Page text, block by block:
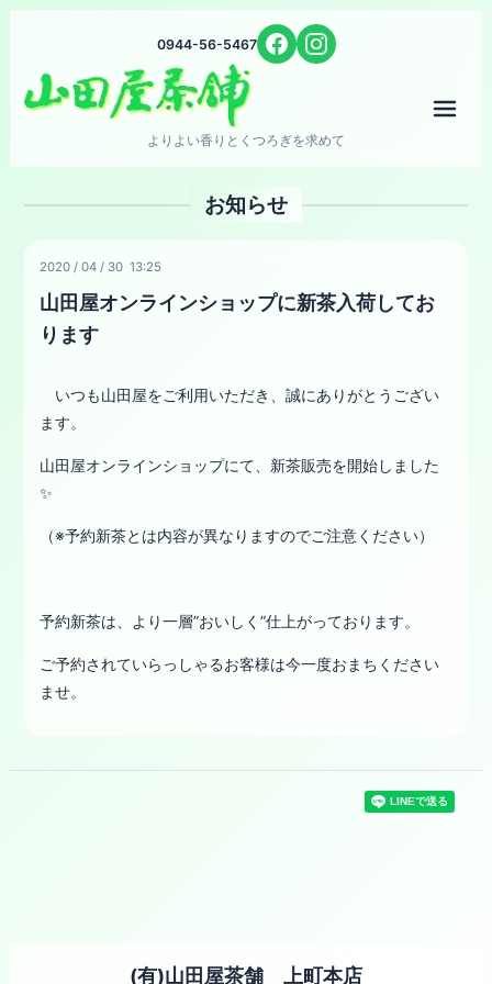
0944-56-5467
よりよい香りとくつろぎを求めて
お知らせ
2020 /04 / 30 13:25
山田屋オンラインショップに新茶入荷してお
ります
いつも山田屋をご利用いただき、誠にありがとうござい
ます。
山田屋オンラインショップにて、新茶販売を開始しました
✨
（※予約新茶とは内容が異なりますのでご注意ください）
予約新茶は、より一層”おいしく”仕上がっております。
ご予約されていらっしゃるお客様は今一度おまちください
ませ。
(有)山田屋茶舗 上町本店